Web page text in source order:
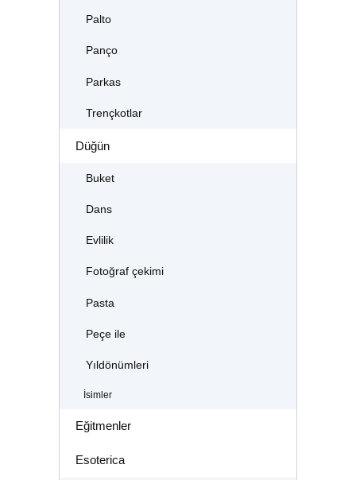
Palto
Panço
Parkas
Trençkotlar
Düğün
Buket
Dans
Evlilik
Fotoğraf çekimi
Pasta
Peçe ile
Yıldönümleri
İsimler
Eğitmenler
Esoterica